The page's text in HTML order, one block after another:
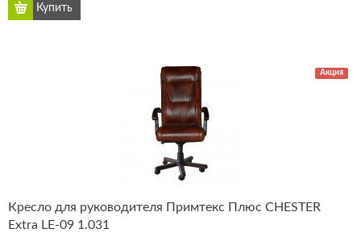
Акция
Кресло для руководителя Примтекс Плюс CHESTER
Extra LE-09 1.031